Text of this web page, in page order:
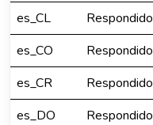
es_CL
Respondido
es_CO
Respondido
es_CR
Respondido
es_DO
Respondido